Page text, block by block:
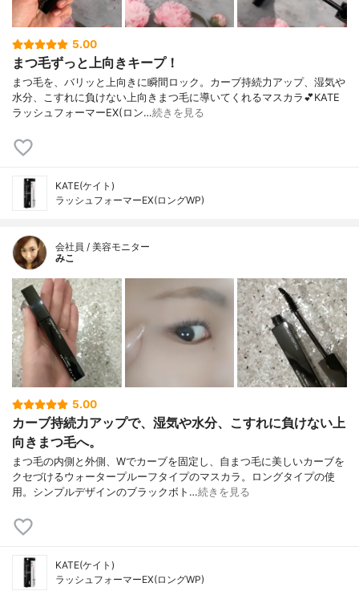
5.00
まつ毛ずっと上向きキープ！
まつ毛を、バリッと上向きに瞬間ロック。カーブ持続力アップ、湿気や
水分、こすれに負けない上向きまつ毛に導いてくれるマスカラ💕KATE
ラッシュフォーマーEX(ロン…続きを見る
KATE(ケイト)
ラッシュフォーマーEX(ロングWP)
会社員 / 美容モニター
みこ
5.00
カーブ持続力アップで、湿気や水分、こすれに負けない上
向きまつ毛へ。
まつ毛の内側と外側、Wでカーブを固定し、自まつ毛に美しいカーブを
クセづけるウォータープルーフタイプのマスカラ。ロングタイプの使
用。シンプルデザインのブラックボト…続きを見る
KATE(ケイト)
ラッシュフォーマーEX(ロングWP)